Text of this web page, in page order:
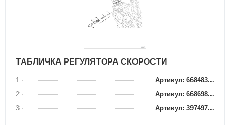
ТАБЛИЧКА РЕГУЛЯТОРА СКОРОСТИ
1
Артикул: 668483...
2
Артикул: 668698...
3
Артикул: 397497...